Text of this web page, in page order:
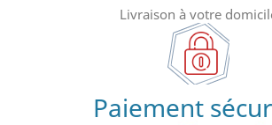
Livraison à votre
Paiement